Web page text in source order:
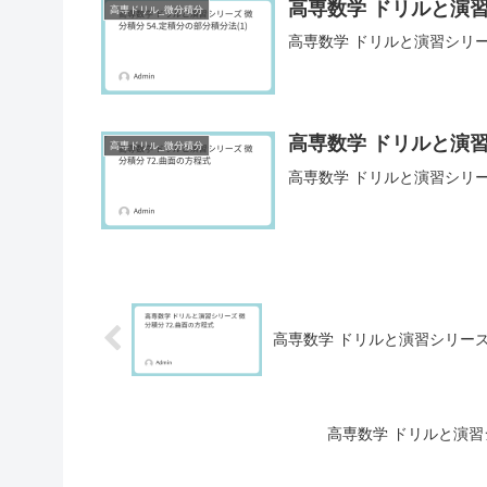
高専ドリル_微分積分 高専数学 ドリルと演
高専数学 ドリルと演習シリ
高専ドリル_微分積分 高専数学 ドリルと演
高専数学 ドリルと演習シリ
高専数学 ドリルと演習シリー
高専数学 ドリルと演